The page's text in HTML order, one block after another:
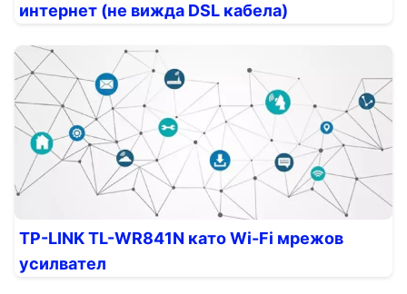
интернет (не вижда DSL кабела)
TP-LINK TL-WR841N като Wi-Fi мрежов
усилвател